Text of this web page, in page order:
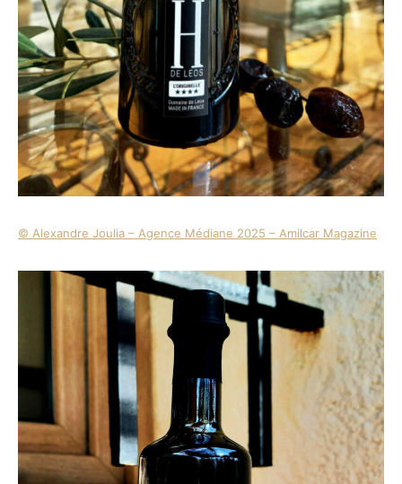
© Alexandre Joulia – Agence Médiane 2025 – Amilcar Magazine